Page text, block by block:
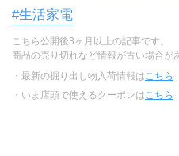
#生活家電
こちら公開後3ヶ月以上の記事です。
商品の売り切れなど情報が古い場合が
・最新の掘り出し物入荷情報は こちら
・いま店頭で使えるクーポンは こちら